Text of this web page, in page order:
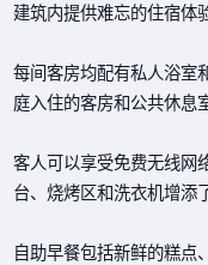
建筑内提供难忘的住宿体
每间客房均配有私人浴室
庭入住的客房和公共休息
客人可以享受免费无线网
台、烧烤区和洗衣机增添
自助早餐包括新鲜的糕点